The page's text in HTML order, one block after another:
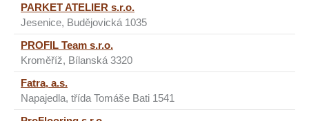
PARKET ATELIER s.r.o.
Jesenice, Budějovická 1035
PROFIL Team s.r.o.
Kroměříž, Bílanská 3320
Fatra, a.s.
Napajedla, třída Tomáše Bati 1541